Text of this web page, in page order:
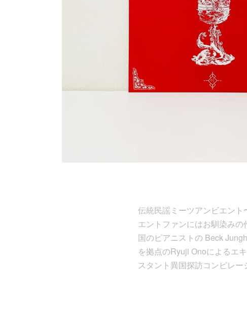
伝統民謡ミーツアンビエント
エントファンにはお馴染み
国のピアニストの Beck
を拠点のRyuji Onoによるエ
スタント異国探訪コンピレ